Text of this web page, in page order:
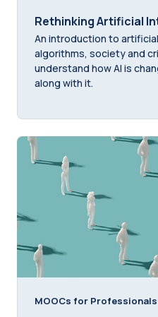
Rethinking Artificial
An introduction to
algorithms, society and
understand how AI is
along with it.
MOOCs for Professionals